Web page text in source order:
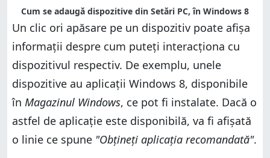
Cum se adaugă dispozitive din Setări PC, în Windows 8
Un clic ori apăsare pe un dispozitiv poate afișa
informații despre cum puteți interacționa cu
dispozitivul respectiv. De exemplu, unele
dispozitive au aplicații Windows 8, disponibile
în Magazinul Windows, ce pot fi instalate. Dacă o
astfel de aplicație este disponibilă, va fi afișată
o linie ce spune "Obțineți aplicația recomandată".